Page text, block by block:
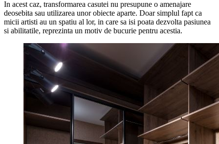
In acest caz, transformarea casutei nu presupune o amenajare
deosebita sau utilizarea unor obiecte aparte. Doar simplul fapt ca
micii artisti au un spatiu al lor, in care sa isi poata dezvolta pasiunea
si abilitatile, reprezinta un motiv de bucurie pentru acestia.